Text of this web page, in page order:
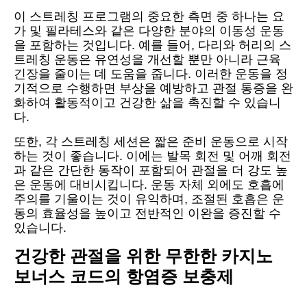
이 스트레칭 프로그램의 중요한 측면 중 하나는 요
가 및 필라테스와 같은 다양한 분야의 이동성 운동
을 포함하는 것입니다. 예를 들어, 다리와 허리의 스
트레칭 운동은 유연성을 개선할 뿐만 아니라 근육
긴장을 줄이는 데 도움을 줍니다. 이러한 운동을 정
기적으로 수행하면 부상을 예방하고 관절 통증을 완
화하여 활동적이고 건강한 삶을 촉진할 수 있습니
다.
또한, 각 스트레칭 세션은 짧은 준비 운동으로 시작
하는 것이 좋습니다. 이에는 발목 회전 및 어깨 회전
과 같은 간단한 동작이 포함되어 관절을 더 강도 높
은 운동에 대비시킵니다. 운동 자체 외에도 호흡에
주의를 기울이는 것이 유익하며, 조절된 호흡은 운
동의 효율성을 높이고 전반적인 이완을 증진할 수
있습니다.
건강한 관절을 위한 무한한 카지노
보너스 코드의 항염증 보충제